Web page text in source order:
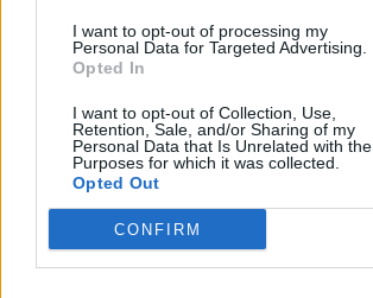
I want to opt-out of processing my
Personal Data for Targeted Advertising.
Opted In
I want to opt-out of Collection, Use,
Retention, Sale, and/or Sharing of my
Personal Data that Is Unrelated with the
Purposes for which it was collected.
Opted Out
CONFIRM